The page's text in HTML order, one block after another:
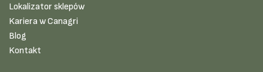
Lokalizator sklepów
Kariera w Canagri
Blog
Kontakt